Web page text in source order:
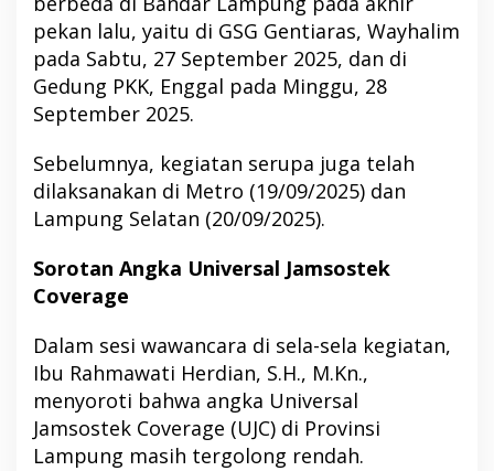
pekan lalu, yaitu di GSG Gentiaras, Wayhalim
pada Sabtu, 27 September 2025, dan di
Gedung PKK, Enggal pada Minggu, 28
September 2025.
Sebelumnya, kegiatan serupa juga telah
dilaksanakan di Metro (19/09/2025) dan
Lampung Selatan (20/09/2025).
Sorotan Angka Universal Jamsostek
Coverage
Dalam sesi wawancara di sela-sela kegiatan,
Ibu Rahmawati Herdian, S.H., M.Kn.,
menyoroti bahwa angka Universal
Jamsostek Coverage (UJC) di Provinsi
Lampung masih tergolong rendah.